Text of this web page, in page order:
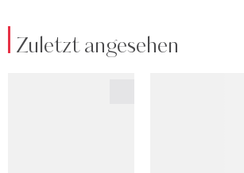
Zuletzt angesehen